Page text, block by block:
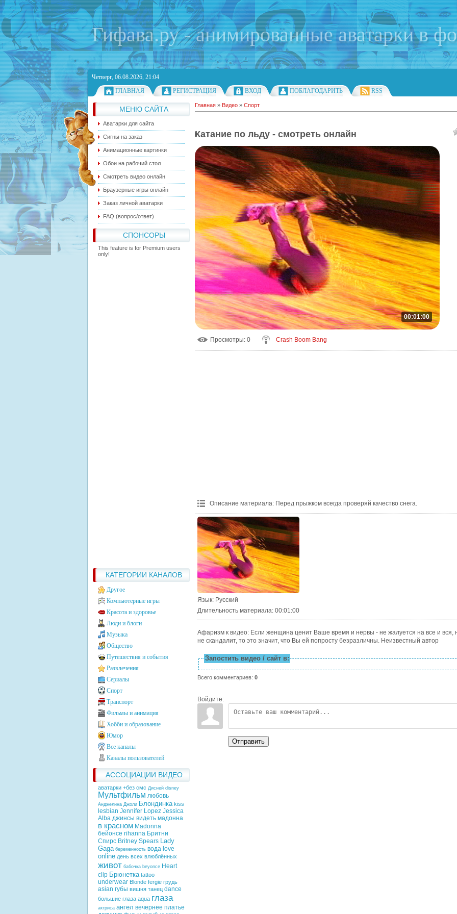
Гифава.ру - анимированные аватарки в
Четверг, 06.08.2026, 21:04
ГЛАВНАЯ
РЕГИСТРАЦИЯ ВХОД ПОБЛАГОДАРИТЬ RSS
МЕНЮ САЙТА
Аватарки для сайта
Сигны на заказ
Анимационные картинки
Обои на рабочий стол
Смотреть видео онлайн
Браузерные игры онлайн
Заказ личной аватарки
FAQ (вопрос/ответ)
СПОНСОРЫ
This feature is for Premium users
only!
КАТЕГОРИИ КАНАЛОВ
Другое
Компьютерные игры
Красота и здоровье
Люди и блоги
Музыка
Общество
Путешествия и события
Развлечения
Сериалы
Спорт
Транспорт
Фильмы и анимация
Хобби и образование
Юмор
Все каналы
Каналы пользователей
АССОЦИАЦИИ ВИДЕО
аватарки +без смс Дисней disney
Мультфильм любовь
Анджелина Джоли Блондинка kiss
lesbian Jennifer Lopez Jessica
Alba джинсы видеть мадонна
в красном Madonna
бейонсе rihanna Бритни
Спирс Britney Spears Lady
Gaga беременность вода love
online день всех влюблённых
живот бабочка beyonce Heart
clip Брюнетка tattoo
underwear Blonde fergie грудь
asian губы вишня танец dance
большие глаза aqua глаза
актриса ангел вечернее платье
Главная » Видео » Спорт
Катание по льду - смотреть онлайн
00:01:00
Просмотры: 0 Crash Boom Bang
Описание материала: Перед прыжком всегда проверяй качество снега.
Язык: Русский
Длительность материала: 00:01:00
Афаризм к видео: Если женщина ценит Ваше время и нервы - не жалуется на все и вся,
не скандалит, то это значит, что Вы ей попросту безразличны. Неизвестный автор
Запостить видео / сайт в:
Всего комментариев: 0
Войдите:
Отправить